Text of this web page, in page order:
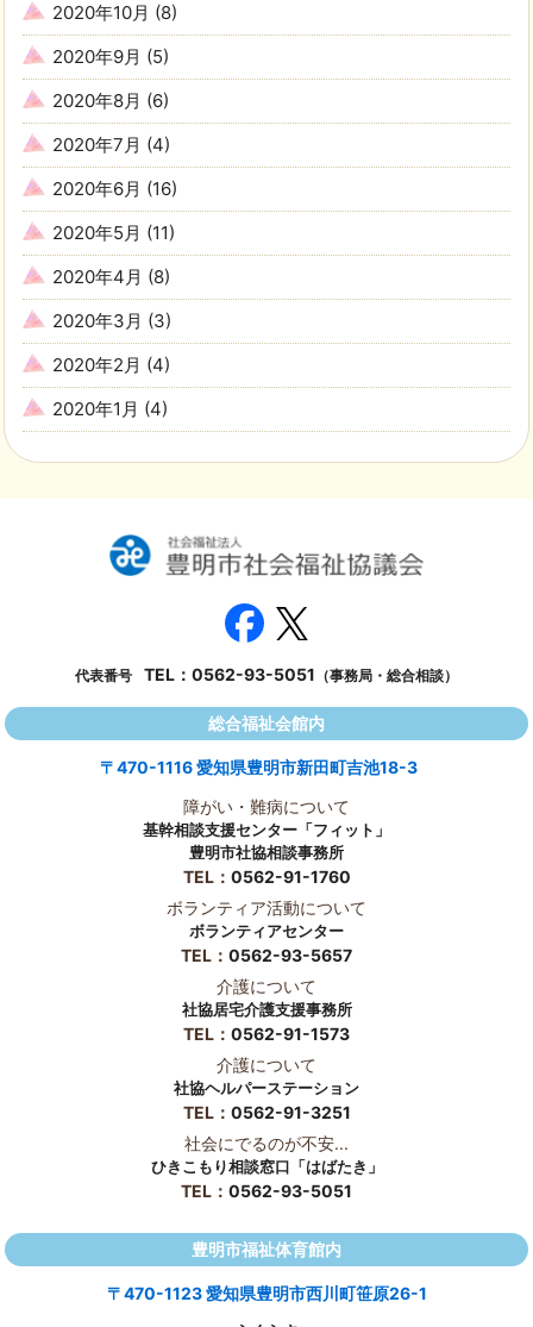
2020年10月 (8)
2020年9月 (5)
2020年8月 (6)
2020年7月 (4)
2020年6月 (16)
2020年5月 (11)
2020年4月 (8)
2020年3月 (3)
2020年2月 (4)
2020年1月 (4)
代表番号 TEL： 0562-93-5051 （事務局・総合相談）
総合福祉会館内
〒470-1116 愛知県豊明市新田町吉池18-3
障がい・難病について
基幹相談支援センター「フィット」
豊明市社協相談事務所
TEL： 0562-91-1760
ボランティア活動について
ボランティアセンター
TEL： 0562-93-5657
介護について
社協居宅介護支援事務所
TEL： 0562-91-1573
介護について
社協ヘルパーステーション
TEL： 0562-91-3251
社会にでるのが不安...
ひきこもり相談窓口「はばたき」
TEL： 0562-93-5051
豊明市福祉体育館内
〒470-1123 愛知県豊明市西川町笹原26-1